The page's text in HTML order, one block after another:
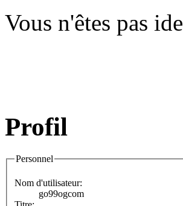
Vous n'êtes pas
Profil
Personnel
Nom d'utilisateur:
go99ogcom